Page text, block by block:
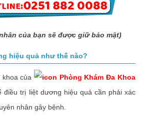
của bạn sẽ được giữ bảo mật)
hiệu quả như thế nào?
của
Phòng Khám Đa Khoa
điều trị liệt dương hiệu quả cần phải xác
nhân gây bệnh.